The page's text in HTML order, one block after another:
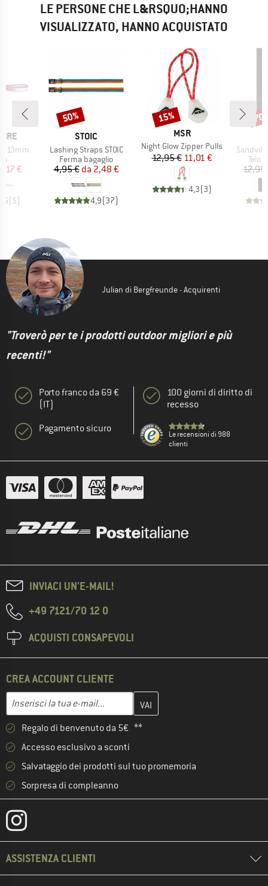
LE PERSONE CHE L&RSQUO;HANNO
VISUALIZZATO, HANNO ACQUISTATO
13mm
prodotti
ridotto
€
(5)
MARCHIO
STOIC
Articolo
Lashing Straps STOIC
Gruppo di prodotti
Ferma bagaglio
Prezzo
4,95 € Prezzo ridotto
da 2,48 €
4,9(37)
Sconto
50%
MARCHIO
MSR
Articolo
Night Glow Zipper Pulls
Prezzo
12,95 €Prezzo ridotto
11,01 €
4,3(3)
Sconto
15%
Articolo
Telo
12,95
Julian di Bergfreunde - Acquirenti
"Troverò per te i prodotti outdoor migliori e più
recenti!"
Porto franco da 69 €
(IT)
Pagamento sicuro
100 giorni di diritto di
recesso
Le recensioni di 988
clienti
INVIACI UN'E-MAIL!
+49 7121/70 12 0
ACQUISTI CONSAPEVOLI
CREA ACCOUNT CLIENTE
Indirizzo e-mail
Inserisci qui il tuo indirizzo e-mail e crea il tuo account cliente
Regalo di benvenuto da 5€ **
Accesso esclusivo a sconti
Salvataggio dei prodotti sul tuo promemoria
Sorpresa di compleanno
ASSISTENZA CLIENTI